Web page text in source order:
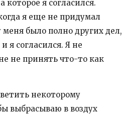
которое я согласился.
я еще не придумал
меня было полно других дел,
я согласился. Я не
не принять что-то как
некоторому
выбрасываю в воздух